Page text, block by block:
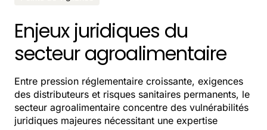
Enjeux juridiques du
secteur agroalimentaire
Entre pression réglementaire croissante, exigences
des distributeurs et risques sanitaires permanents, le
secteur agroalimentaire concentre des vulnérabilités
juridiques majeures nécessitant une expertise